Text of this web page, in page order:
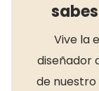
Vive la
diseñador
de nuestro